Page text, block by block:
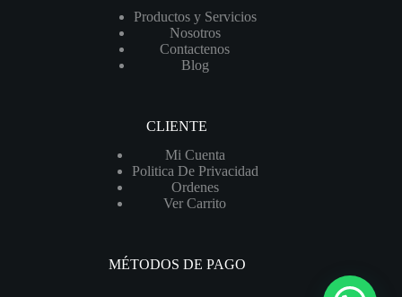
Productos y Servicios
Nosotros
Contactenos
Blog
CLIENTE
Mi Cuenta
Politica De Privacidad
Ordenes
Ver Carrito
MÉTODOS DE PAGO